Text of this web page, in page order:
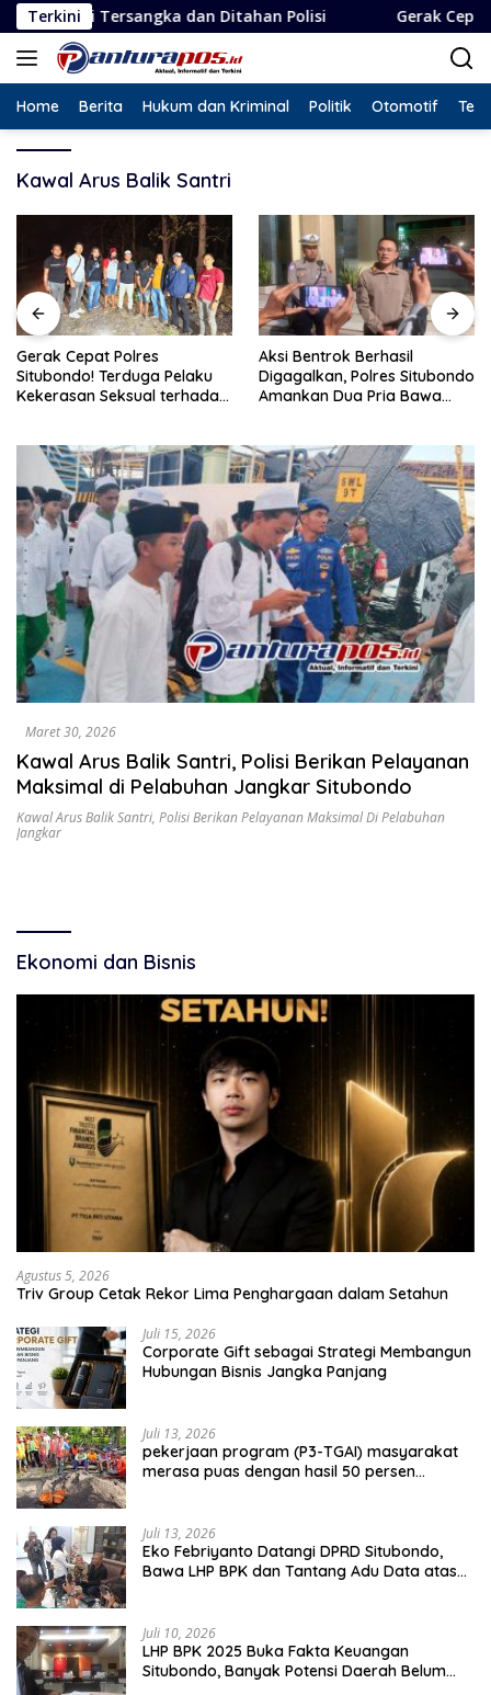
Langsung
ke
konten
Terkini dan Ditahan Polisi Gerak Cepat Polres
Home Berita Hukum dan Kriminal Politik Otomotif
Kawal Arus Balik Santri
Gerak Cepat Polres
Situbondo! Terduga Pelaku
Kekerasan Seksual terhadap
Aksi Bentrok Berhasil
Digagalkan, Polres Situbondo
Amankan Dua Pria Bawa
Maret 30, 2026
Kawal Arus Balik Santri, Polisi Berikan Pelayanan
Maksimal di Pelabuhan Jangkar Situbondo
Kawal Arus Balik Santri, Polisi Berikan Pelayanan Maksimal Di Pelabuhan
Jangkar
Ekonomi dan Bisnis
Agustus 5, 2026
Triv Group Cetak Rekor Lima Penghargaan dalam Setahun
Juli 15, 2026
Corporate Gift sebagai Strategi Membangun
Hubungan Bisnis Jangka Panjang
Juli 13, 2026
pekerjaan program (P3-TGAI) masyarakat
merasa puas dengan hasil 50 persen
Juli 13, 2026
Eko Febriyanto Datangi DPRD Situbondo,
Bawa LHP BPK dan Tantang Adu Data atas
Juli 10, 2026
LHP BPK 2025 Buka Fakta Keuangan
Situbondo, Banyak Potensi Daerah Belum